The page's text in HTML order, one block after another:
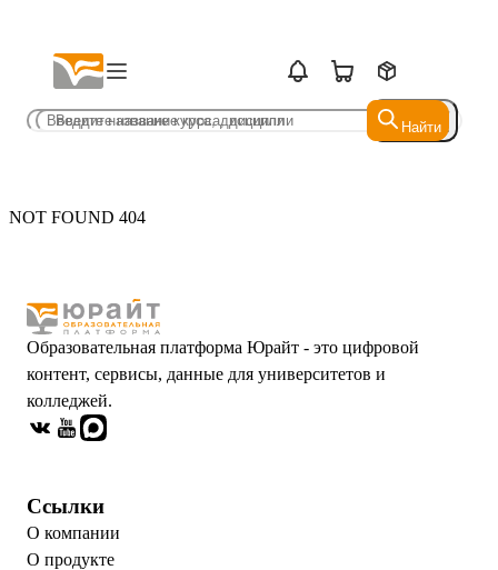
Найти
Найти
NOT FOUND 404
Образовательная платформа Юрайт - это цифровой
контент, сервисы, данные для университетов и
колледжей.
Ссылки
О компании
О продукте